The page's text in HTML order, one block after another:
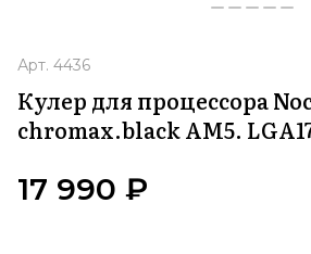
Арт. 4436
Кулер для процессора
chromax.black AM5.
17 990 ₽